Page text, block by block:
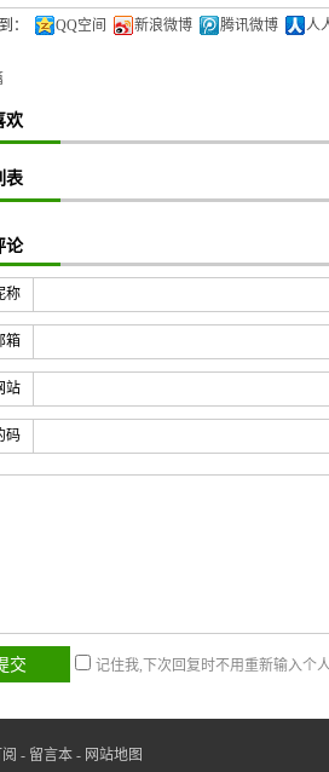
： QQ空间 新浪微博 腾讯微博 人
欢
表
论
称
箱
站
码
记住我,下次回复时不用重新输入个
- 留言本 - 网站地图